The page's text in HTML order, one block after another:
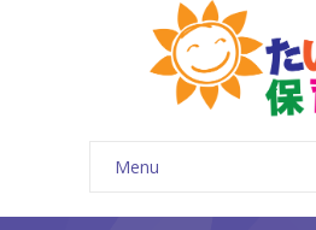
Menu
ホーム